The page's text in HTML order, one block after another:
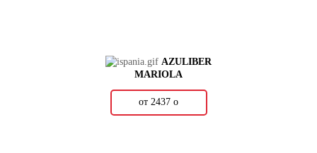
AZULIBER
MARIOLA
от 2437 о